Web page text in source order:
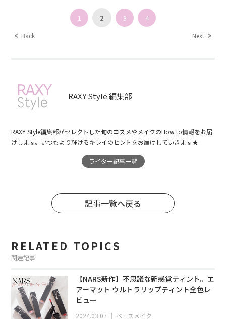
Back
1 2 3 4
Next
RAXY Style 編集部
RAXY Style編集部がセレクトした旬のコスメやメイクのHow to情報をお届
けします。いつもより輝けるキレイのヒントをお届けしていきます★
ライター記事一覧
記事一覧へ戻る
RELATED TOPICS
関連記事
【NARS新作】不思議な新感覚ティント。エ
アーマット ウルトラリップティント全色レ
ビュー
2024.03.07 ｜ ベースメイク